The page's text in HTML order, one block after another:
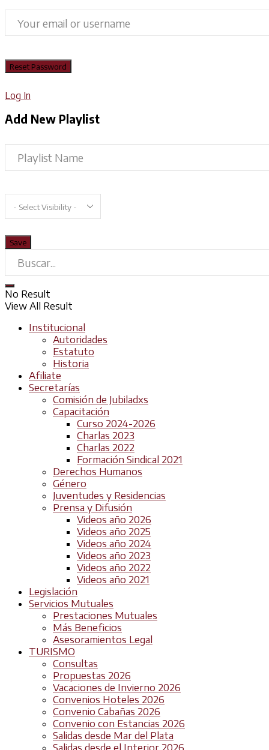
Log In
Add New Playlist
No Result
View All Result
Institucional
Autoridades
Estatuto
Historia
Afiliate
Secretarías
Comisión de Jubiladxs
Capacitación
Curso 2024-2026
Charlas 2023
Charlas 2022
Formación Sindical 2021
Derechos Humanos
Género
Juventudes y Residencias
Prensa y Difusión
Videos año 2026
Videos año 2025
Videos año 2024
Videos año 2023
Videos año 2022
Videos año 2021
Legislación
Servicios Mutuales
Prestaciones Mutuales
Más Beneficios
Asesoramientos Legal
TURISMO
Consultas
Propuestas 2026
Vacaciones de Invierno 2026
Convenios Hoteles 2026
Convenio Cabañas 2026
Convenio con Estancias 2026
Salidas desde Mar del Plata
Salidas desde el Interior 2026